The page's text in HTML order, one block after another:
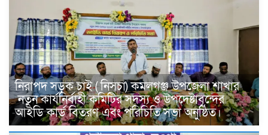
নিরাপদ সড়ক চাই ( নিসচা) কমলগঞ্জ উপজেলা শাখার
নতুন কার্যনির্বাহী কমিটির সদস্য ও উপদেষ্টাবৃন্দের
আইডি কার্ড বিতরণ এবং পরিচিতি সভা অনুষ্ঠিত।